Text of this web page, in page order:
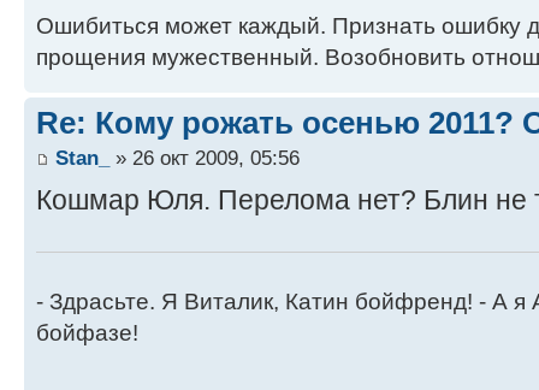
Ошибиться может каждый. Признать ошибку
прощения мужественный. Возобновить
Re: Кому рожать осенью 2011?
Stan_ » 26 окт 2009, 05:56
Кошмар Юля. Перелома нет? Блин не
- Здрасьте. Я Виталик, Катин бойфренд! - А я
бойфазе!